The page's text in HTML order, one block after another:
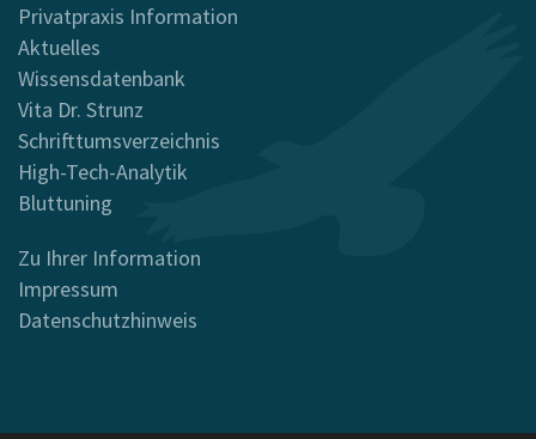
Privatpraxis Information
Aktuelles
Wissensdatenbank
Vita Dr. Strunz
Schrifttumsverzeichnis
High-Tech-Analytik
Bluttuning
Zu Ihrer Information
Impressum
Datenschutzhinweis